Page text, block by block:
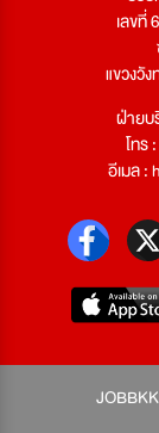
เลขที่
แขวงวั
ฝ่ายบ
โทร
อีเมล :